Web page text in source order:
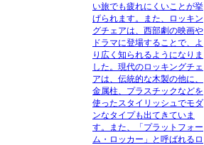
い旅でも疲れにくいことが挙
げられます。また、ロッキン
グチェアは、西部劇の映画や
ドラマに登場することで、よ
り広く知られるようになりま
した。 現代のロッキングチェ
アは、伝統的な木製の他に、
金属柱、プラスチックなどを
使ったスタイリッシュでモダ
ンなタイプも出てきていま
す。また、「プラットフォー
ム・ロッカー」と呼ばれるロ